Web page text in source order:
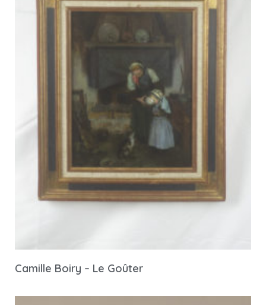
Camille Boiry – Le Goûter